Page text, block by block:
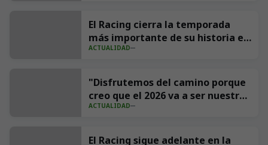
El Racing cierra la temporada
más importante de su historia en
redes con 539 millones de
ACTUALIDAD
"Disfrutemos del camino porque
creo que el 2026 va a ser nuestro
año"
ACTUALIDAD
El Racing sigue adelante en la